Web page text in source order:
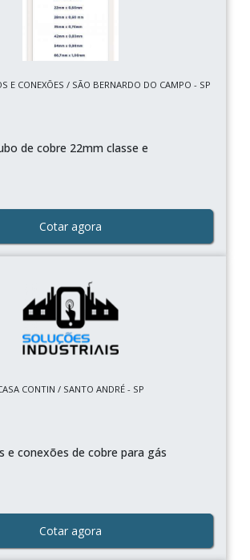
E CONEXÕES / SÃO BERNARDO DO CAMPO - SP
de cobre 22mm classe e
Cotar agora
CONTIN / SANTO ANDRÉ - SP
e conexões de cobre para gás
Cotar agora